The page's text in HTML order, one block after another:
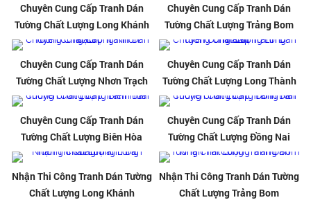
Chuyên Cung Cấp Tranh Dán
Tường Chất Lượng Long Khánh
Chuyên Cung Cấp Tranh Dán
Tường Chất Lượng Trảng Bom
Chuyên Cung Cấp Tranh Dán
Tường Chất Lượng Nhơn Trạch
Chuyên Cung Cấp Tranh Dán
Tường Chất Lượng Long Thành
Chuyên Cung Cấp Tranh Dán
Tường Chất Lượng Biên Hòa
Chuyên Cung Cấp Tranh Dán
Tường Chất Lượng Đồng Nai
Nhận Thi Công Tranh Dán Tường
Chất Lượng Long Khánh
Nhận Thi Công Tranh Dán Tường
Chất Lượng Trảng Bom